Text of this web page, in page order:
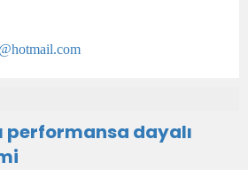
performansa dayalı